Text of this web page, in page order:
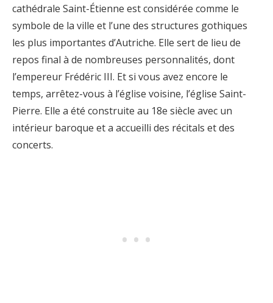
cathédrale Saint-Étienne est considérée comme le
symbole de la ville et l’une des structures gothiques
les plus importantes d’Autriche. Elle sert de lieu de
repos final à de nombreuses personnalités, dont
l’empereur Frédéric III. Et si vous avez encore le
temps, arrêtez-vous à l’église voisine, l’église Saint-
Pierre. Elle a été construite au 18e siècle avec un
intérieur baroque et a accueilli des récitals et des
concerts.